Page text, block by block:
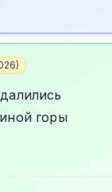
)
горы